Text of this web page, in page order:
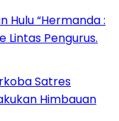
Hulu “Hermanda :
Lintas Pengurus.
Satres
Himbauan